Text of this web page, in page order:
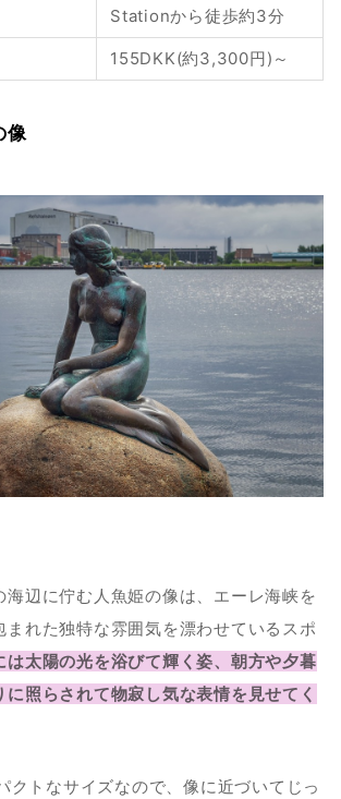
Stationから徒歩約3分
155DKK(約3,300円)～
像
海辺に佇む人魚姫の像は、エーレ海峡を
まれた独特な雰囲気を漂わせているスポ
は太陽の光を浴びて輝く姿、朝方や夕暮
照らされて物寂し気な表情を見せてく
クトなサイズなので、像に近づいてじっ